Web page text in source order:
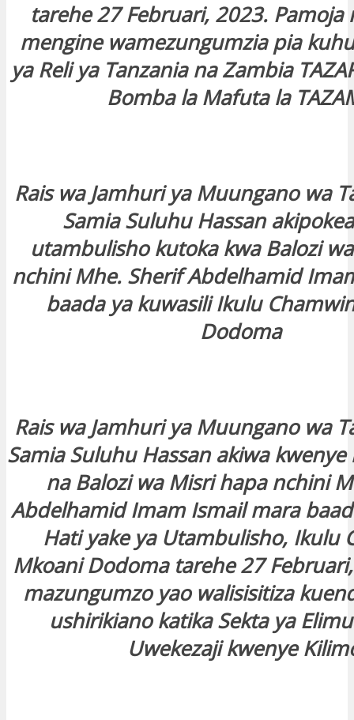
tarehe 27 Februari, 2023. Pamoja
mengine wamezungumzia pia
ya Reli ya Tanzania na Zambia
Bomba la Mafuta la
Rais wa Jamhuri ya Muungano wa
Samia Suluhu Hassan
utambulisho kutoka kwa Balozi
nchini Mhe. Sherif Abdelhamid
baada ya kuwasili Ikulu
Dodoma
Rais wa Jamhuri ya Muungano wa
Samia Suluhu Hassan akiwa
na Balozi wa Misri hapa nchini
Abdelhamid Imam Ismail mara
Hati yake ya Utambulisho, Ikulu
Mkoani Dodoma tarehe 27
mazungumzo yao walisisitiza
ushirikiano katika Sekta ya
Uwekezaji kwenye